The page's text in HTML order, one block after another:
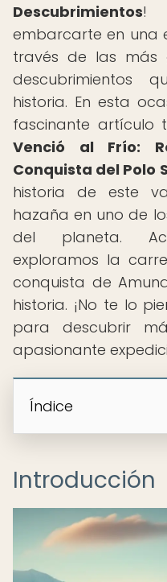
Descubrimientos!
embarcarte en una
través de las más
descubrimientos
historia. En esta
fascinante artículo
Venció al Frío:
Conquista del Polo
historia de este
hazaña en uno de
del planeta.
exploramos la
conquista de
historia. ¡No te lo
para descubrir
apasionante
Índice
Introducción